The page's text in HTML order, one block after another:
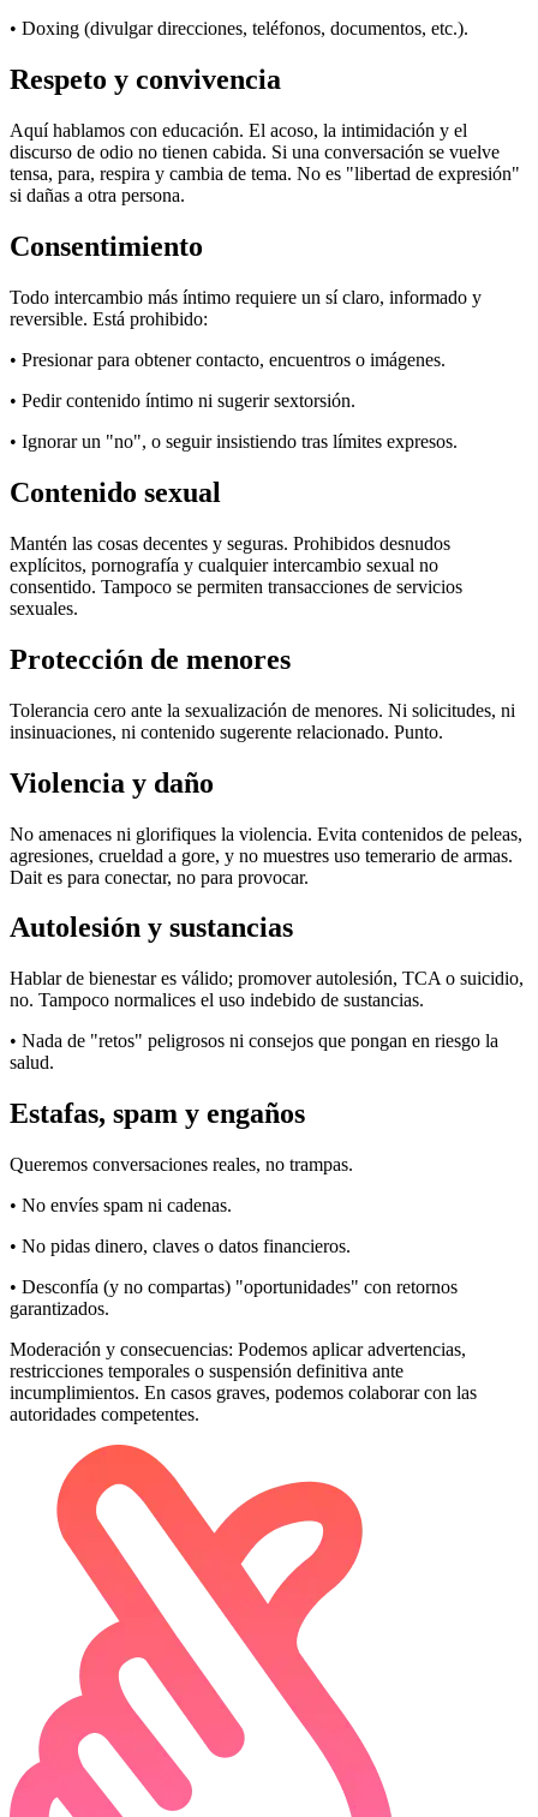
• Doxing (divulgar direcciones, teléfonos, documentos, etc.).
Respeto y convivencia
Aquí hablamos con educación. El acoso, la intimidación y el
discurso de odio no tienen cabida. Si una conversación se vuelve
tensa, para, respira y cambia de tema. No es "libertad de expresión"
si dañas a otra persona.
Consentimiento
Todo intercambio más íntimo requiere un sí claro, informado y
reversible. Está prohibido:
• Presionar para obtener contacto, encuentros o imágenes.
• Pedir contenido íntimo ni sugerir sextorsión.
• Ignorar un "no", o seguir insistiendo tras límites expresos.
Contenido sexual
Mantén las cosas decentes y seguras. Prohibidos desnudos
explícitos, pornografía y cualquier intercambio sexual no
consentido. Tampoco se permiten transacciones de servicios
sexuales.
Protección de menores
Tolerancia cero ante la sexualización de menores. Ni solicitudes, ni
insinuaciones, ni contenido sugerente relacionado. Punto.
Violencia y daño
No amenaces ni glorifiques la violencia. Evita contenidos de peleas,
agresiones, crueldad a gore, y no muestres uso temerario de armas.
Dait es para conectar, no para provocar.
Autolesión y sustancias
Hablar de bienestar es válido; promover autolesión, TCA o suicidio,
no. Tampoco normalices el uso indebido de sustancias.
• Nada de "retos" peligrosos ni consejos que pongan en riesgo la
salud.
Estafas, spam y engaños
Queremos conversaciones reales, no trampas.
• No envíes spam ni cadenas.
• No pidas dinero, claves o datos financieros.
• Desconfía (y no compartas) "oportunidades" con retornos
garantizados.
Moderación y consecuencias: Podemos aplicar advertencias,
restricciones temporales o suspensión definitiva ante
incumplimientos. En casos graves, podemos colaborar con las
autoridades competentes.